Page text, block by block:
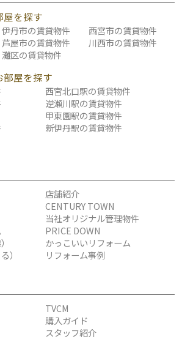
屋を探す
伊丹市の賃貸物件
西宮市の賃貸物件
芦屋市の賃貸物件
川西市の賃貸物件
灘区の賃貸物件
部屋を探す
西宮北口駅の賃貸物件
逆瀬川駅の賃貸物件
甲東園駅の賃貸物件
新伊丹駅の賃貸物件
店舗紹介
CENTURY TOWN
当社オリジナル管理物件
PRICE DOWN
かっこいいリフォーム
）
リフォーム事例
TVCM
購入ガイド
スタッフ紹介